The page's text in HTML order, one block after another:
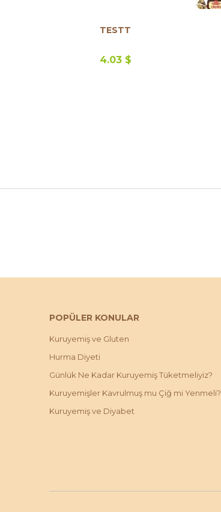
TESTT
4.03 $
POPÜLER KONULAR
Kuruyemiş ve Gluten
Hurma Diyeti
Günlük Ne Kadar Kuruyemiş Tüketmeliyiz?
Kuruyemişler Kavrulmuş mu Çiğ mi Yenmeli?
Kuruyemiş ve Diyabet